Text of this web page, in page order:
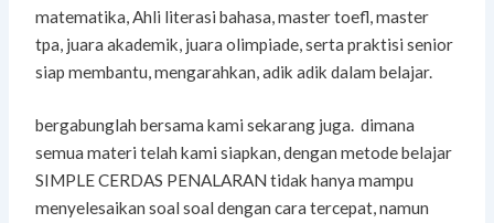
matematika, Ahli literasi bahasa, master toefl, master
tpa, juara akademik, juara olimpiade, serta praktisi senior
siap membantu, mengarahkan, adik adik dalam belajar.
bergabunglah bersama kami sekarang juga. dimana
semua materi telah kami siapkan, dengan metode belajar
SIMPLE CERDAS PENALARAN tidak hanya mampu
menyelesaikan soal soal dengan cara tercepat, namun